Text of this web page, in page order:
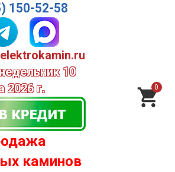
150-52-58
10
2026 г.
каминов
0